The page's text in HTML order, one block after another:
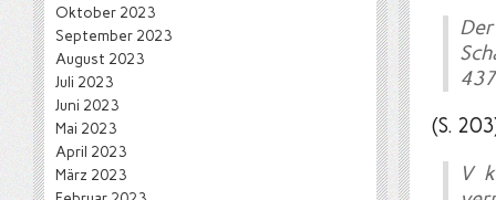
(S.
V
Oktober 2023
September 2023
August 2023
Juli 2023
Juni 2023
Mai 2023
April 2023
März 2023